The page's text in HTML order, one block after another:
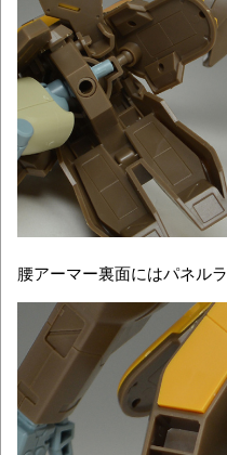
腰アーマー裏面にはパネル